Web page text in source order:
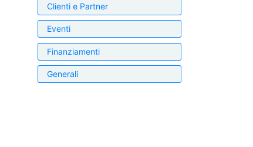
Clienti e Partner
Eventi
Finanziamenti
Generali